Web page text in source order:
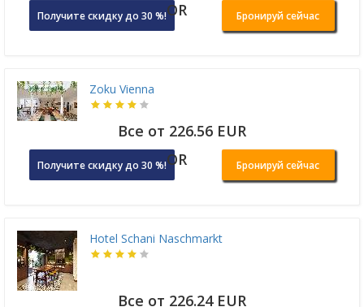
Получите скидку до 30 %!OR Бронируй сейчас
Zoku Vienna
Все от 226.56 EUR
Получите скидку до 30 %!OR Бронируй сейчас
Hotel Schani Naschmarkt
Все от 226.24 EUR